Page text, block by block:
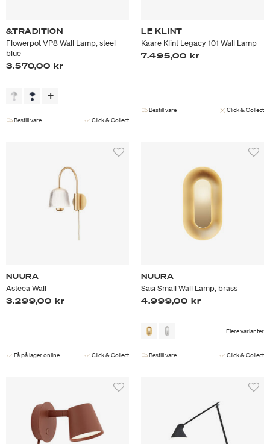
&TRADITION
Flowerpot VP8 Wall Lamp, steel
blue
3.570,00 kr
Bestill vare Click & Collect
LE KLINT
Kaare Klint Legacy 101 Wall Lamp
7.495,00 kr
Bestill vare Click & Collect
NUURA
Asteea Wall
3.299,00 kr
Få på lager online Click & Collect
NUURA
Sasi Small Wall Lamp, brass
4.999,00 kr
Flere varianter
Bestill vare Click & Collect